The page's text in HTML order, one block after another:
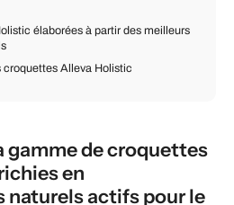
élaborées à partir des meilleurs
croquettes Alleva Holistic
gamme de croquettes
en
actifs pour le